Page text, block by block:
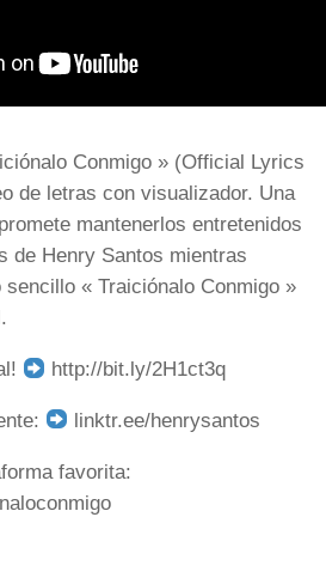
Conmigo » (Official Lyrics
de letras con visualizador. Una
mantenerlos entretenidos
de Henry Santos mientras
« Traiciónalo Conmigo »
http://bit.ly/2H1ct3q
linktr.ee/henrysantos
favorita: